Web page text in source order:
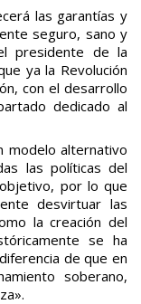
las garantías y
seguro, sano y
presidente de la
ya la Revolución
con el desarrollo
dedicado al
modelo alternativo
las políticas del
por lo que
desvirtuar las
la creación del
se ha
de que en
soberano,